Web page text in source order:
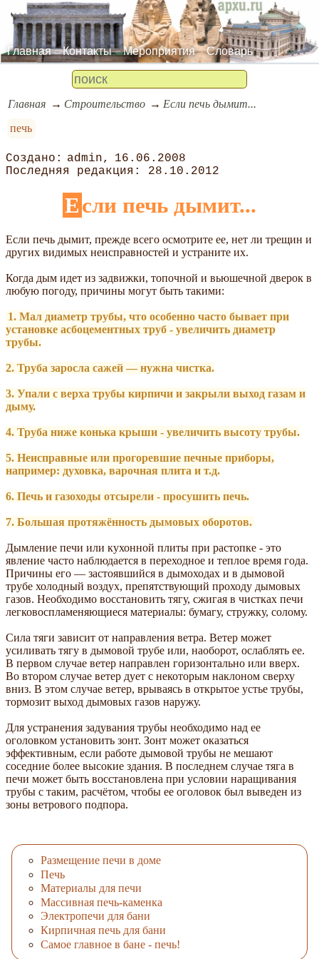
Главная Контакты Мероприятия Словарь
Главная Строительство
Если печь дымит...
печь
admin
16.06.2008
28.10.2012
Если печь дымит...
Если печь дымит, прежде всего осмотрите ее, нет ли трещин и
других видимых неисправностей и устраните их.
Когда дым идет из задвижки, топочной и вьюшечной дверок в
любую погоду, причины могут быть такими:
1. Мал диаметр трубы, что особенно часто бывает при
установке асбоцементных труб - увеличить диаметр
трубы.
2. Труба заросла сажей — нужна чистка.
3. Упали с верха трубы кирпичи и закрыли выход газам и
дыму.
4. Труба ниже конька крыши - увеличить высоту трубы.
5. Неисправные или прогоревшие печные приборы,
например: духовка, варочная плита и т.д.
6. Печь и газоходы отсырели - просушить печь.
7. Большая протяжённость дымовых оборотов.
Дымление печи или кухонной плиты при растопке - это
явление часто наблюдается в переходное и теплое время года.
Причины его — застоявшийся в дымоходах и в дымовой
трубе холодный воздух, препятствующий проходу дымовых
газов. Необходимо восстановить тягу, сжигая в чистках печи
легковоспламеняющиеся материалы: бумагу, стружку, солому.
Сила тяги зависит от направления ветра. Ветер может
усиливать тягу в дымовой трубе или, наоборот, ослаблять ее.
В первом случае ветер направлен горизонтально или вверх.
Во втором случае ветер дует с некоторым наклоном сверху
вниз. В этом случае ветер, врываясь в открытое устье трубы,
тормозит выход дымовых газов наружу.
Для устранения задувания трубы необходимо над ее
оголовком установить зонт. Зонт может оказаться
эффективным, если работе дымовой трубы не мешают
соседние более высокие здания. В последнем случае тяга в
печи может быть восстановлена при условии наращивания
трубы с таким, расчётом, чтобы ее оголовок был выведен из
зоны ветрового подпора.
Размещение печи в доме
Печь
Материалы для печи
Массивная печь-каменка
Электропечи для бани
Кирпичная печь для бани
Самое главное в бане - печь!